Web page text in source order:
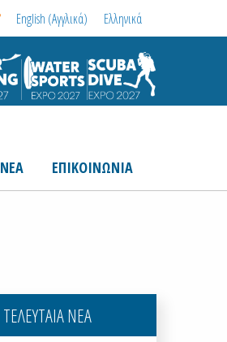
English (Αγγλικά) Ελληνικά
ΝΕΑ ΕΠΙΚΟΙΝΩΝΙΑ
ΤΕΛΕΥΤΑΙΑ ΝΕΑ